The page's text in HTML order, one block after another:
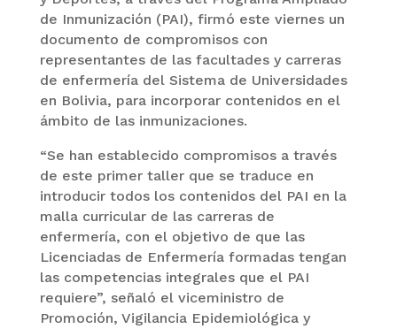
de Inmunización (PAI), firmó este viernes un
documento de compromisos con
representantes de las facultades y carreras
de enfermería del Sistema de Universidades
en Bolivia, para incorporar contenidos en el
ámbito de las inmunizaciones.
“Se han establecido compromisos a través
de este primer taller que se traduce en
introducir todos los contenidos del PAI en la
malla curricular de las carreras de
enfermería, con el objetivo de que las
Licenciadas de Enfermería formadas tengan
las competencias integrales que el PAI
requiere”, señaló el viceministro de
Promoción, Vigilancia Epidemiológica y